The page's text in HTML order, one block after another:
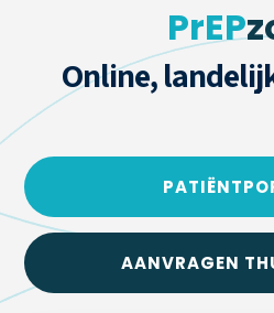
PrEP
Online,
AANVRAGEN